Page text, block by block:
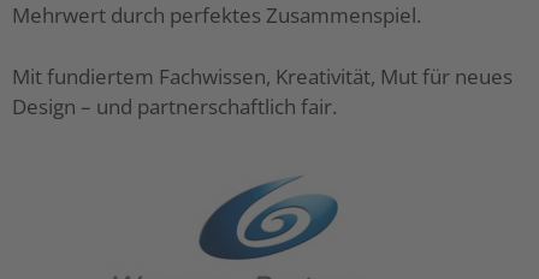
Mehrwert durch perfektes Zusammenspiel.
Mit fundiertem Fachwissen, Kreativität, Mut für neues
Design – und partnerschaftlich fair.